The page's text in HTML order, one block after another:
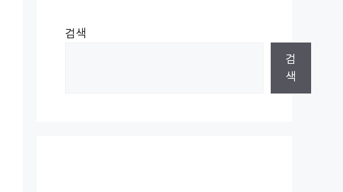
검색
검
색